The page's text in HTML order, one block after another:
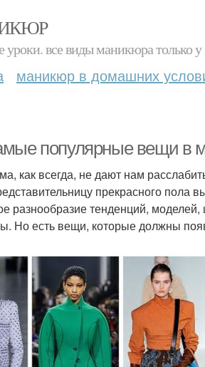
все виды маникюра только у
маникюр в домашних
популярные вещи в
как всегда, не дают нам
прекрасного пола
тенденций, моделей,
Но есть вещи, которые должны